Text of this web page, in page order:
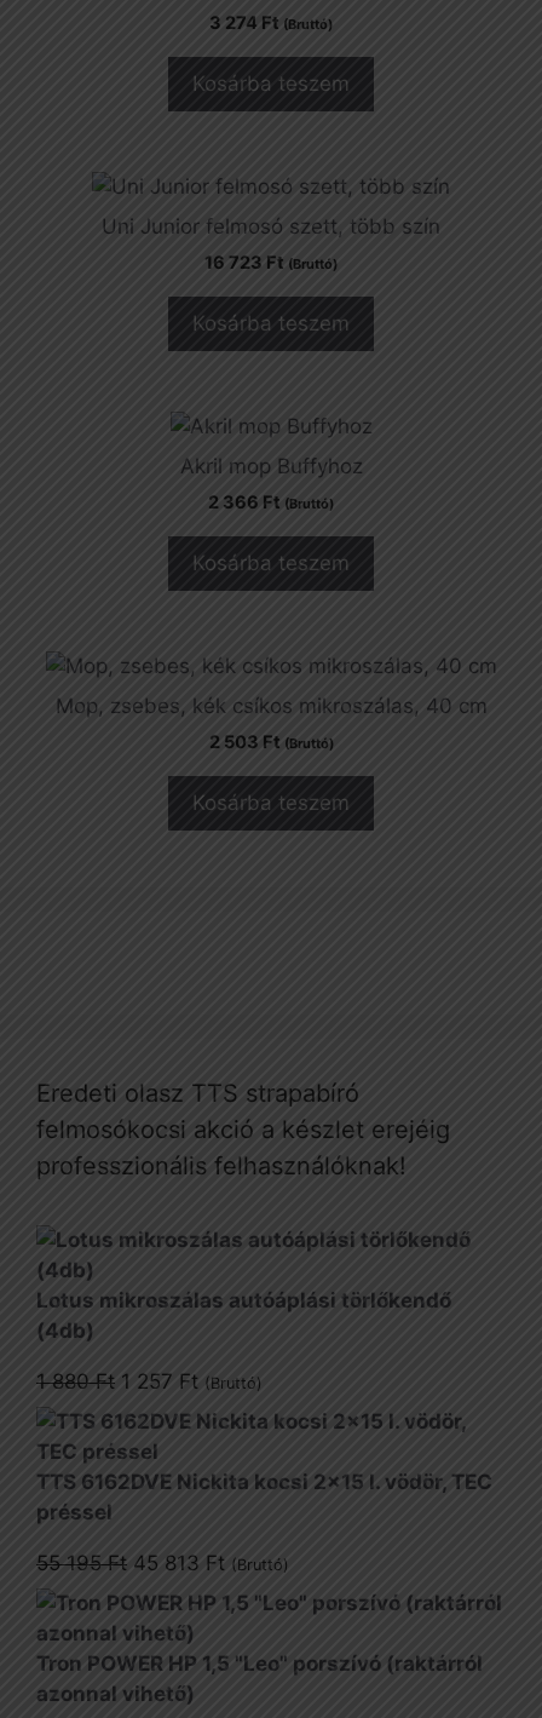
3 274 Ft (Bruttó)
Kosárba teszem
Uni Junior felmosó szett, több szín
16 723 Ft (Bruttó)
Kosárba teszem
Akril mop Buffyhoz
2 366 Ft (Bruttó)
Kosárba teszem
Mop, zsebes, kék csíkos mikroszálas, 40 cm
2 503 Ft (Bruttó)
Kosárba teszem
Eredeti olasz TTS strapabíró
felmosókocsi akció a készlet erejéig
professzionális felhasználóknak!
Lotus mikroszálas autóáplási törlőkendő
(4db)
1 880Ft Original
price
was:
1
1 257 FtCurrent
price
(Bruttó)
TTS 6162DVE Nickita kocsi 2x15 l. vödör, TEC
préssel
55 195Ft Original
price
was:
55
195 Ft.
45 813 Ft Current
price
is:
45
(Bruttó)
Tron POWER HP 1,5 "Leo" porszívó (raktárról
azonnal vihető)